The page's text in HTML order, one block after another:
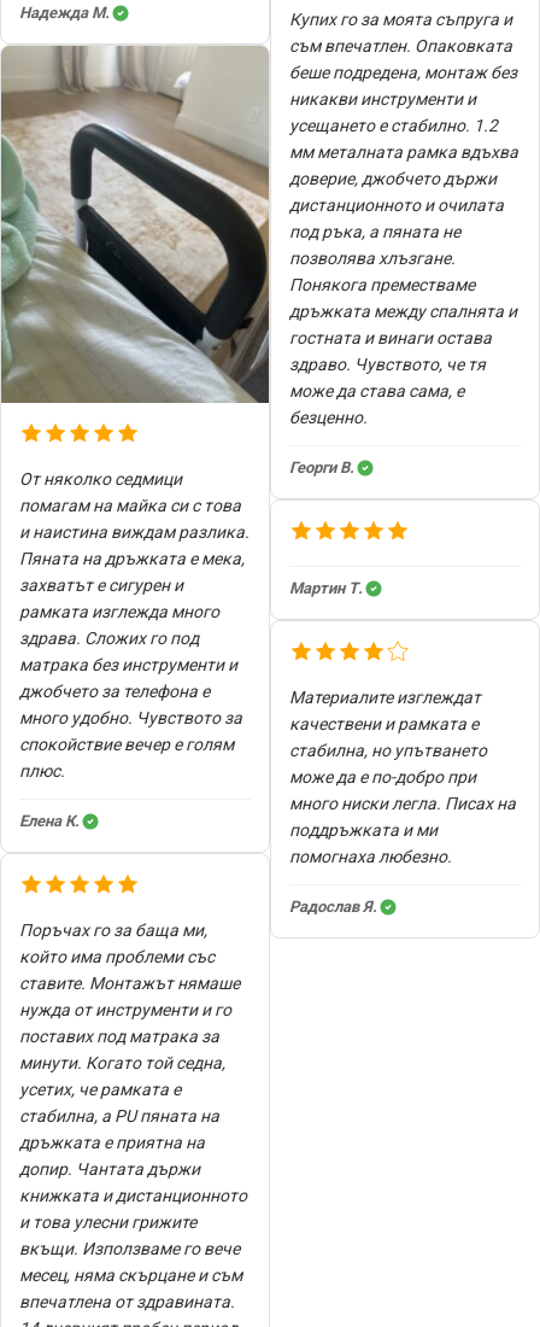
Надежда М.
От няколко седмици
помагам на майка си с това
и наистина виждам разлика.
Пяната на дръжката е мека,
захватът е сигурен и
рамката изглежда много
здрава. Сложих го под
матрака без инструменти и
джобчето за телефона е
много удобно. Чувството за
спокойствие вечер е голям
плюс.
Елена К.
Поръчах го за баща ми,
който има проблеми със
ставите. Монтажът нямаше
нужда от инструменти и го
поставих под матрака за
минути. Когато той седна,
усетих, че рамката е
стабилна, а PU пяната на
дръжката е приятна на
допир. Чантата държи
книжката и дистанционното
и това улесни грижите
вкъщи. Използваме го вече
месец, няма скърцане и съм
впечатлена от здравината.
Купих го за моята съпруга и
съм впечатлен. Опаковката
беше подредена, монтаж без
никакви инструменти и
усещането е стабилно. 1.2
мм металната рамка вдъхва
доверие, джобчето държи
дистанционното и очилата
под ръка, а пяната не
позволява хлъзгане.
Понякога преместваме
дръжката между спалнята и
гостната и винаги остава
здраво. Чувството, че тя
може да става сама, е
безценно.
Георги В.
Мартин Т.
Материалите изглеждат
качествени и рамката е
стабилна, но упътването
може да е по-добро при
много ниски легла. Писах на
поддръжката и ми
помогнаха любезно.
Радослав Я.